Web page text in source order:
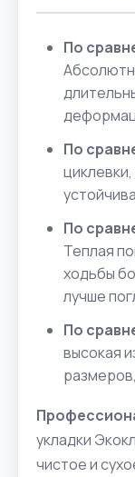
По
По
По
Теплая
ходьбы
лучше
По
высокая
укладки
чистое и